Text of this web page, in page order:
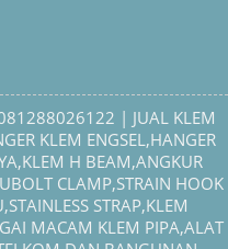
| JUAL KLEM
KLEM ENGSEL,HANGER
H BEAM,ANGKUR
CLAMP,STRAIN HOOK
STRAP,KLEM
MACAM KLEM PIPA,ALAT